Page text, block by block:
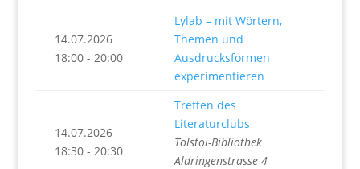
14.07.2026
18:00 - 20:00
Lylab – mit Wörtern,
Themen und
Ausdrucksformen
experimentieren
14.07.2026
18:30 - 20:30
Treffen des
Literaturclubs
Tolstoi-Bibliothek
Aldringenstrasse 4